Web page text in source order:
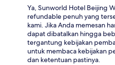
Ya, Sunworld Hotel Beijing
refundable penuh yang
kami. Jika Anda memesan
dapat dibatalkan hingga
tergantung kebijakan
untuk membaca kebijakan
dan ketentuan pastinya.